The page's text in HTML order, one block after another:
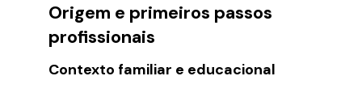
Origem e primeiros passos
profissionais
Contexto familiar e educacional